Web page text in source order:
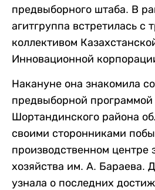
предвыборного штаба. В
агитгруппа встретилась с
коллективом
Инновационной
Накануне она знакомила
предвыборной
Шортандинского района
своими сторонниками
производственном центре
хозяйства им. А. Бараева.
узнала о последних